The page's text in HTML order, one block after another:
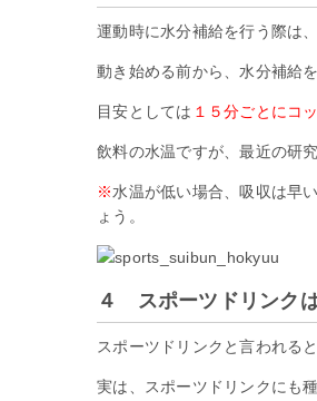
運動時に水分補給を行う際は
動き始める前から、水分補給
目安としては １５分ごとにコ
飲料の水温ですが、最近の研
※水温が低い場合、吸収は早
ょう。
４ スポーツドリンク
スポーツドリンクと言われる
実は、スポーツドリンクにも